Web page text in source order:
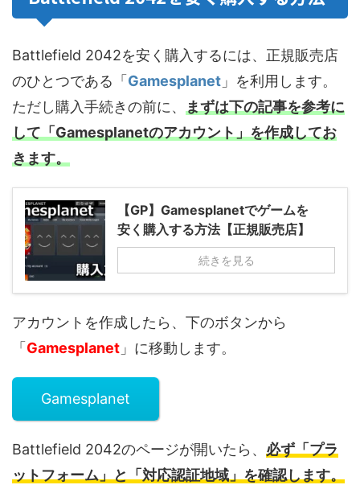
Battlefield 2042を安く購入するには、正規販売店
のひとつである「 Gamesplanet 」を利用します。
ただし購入手続きの前に、
まずは下の記事を参考に
して「Gamesplanetのアカウント」を作成してお
きます。
【GP】Gamesplanetでゲームを
安く購入する方法【正規販売店】
続きを見る
アカウントを作成したら、下のボタンから
「 Gamesplanet 」に移動します。
Gamesplanet
Battlefield 2042のページが開いたら、 必ず「プラ
ットフォーム」と「対応認証地域」を確認します。